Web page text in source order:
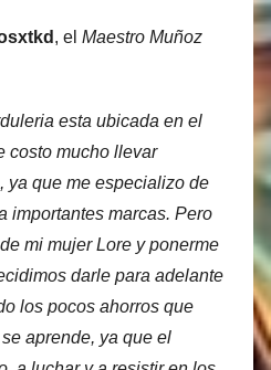
, el Maestro Muñoz
esta ubicada en el
costo mucho llevar
ya que me especializo de
importantes marcas. Pero
mi mujer Lore y ponerme
darle para adelante
los pocos ahorros que
aprende, ya que el